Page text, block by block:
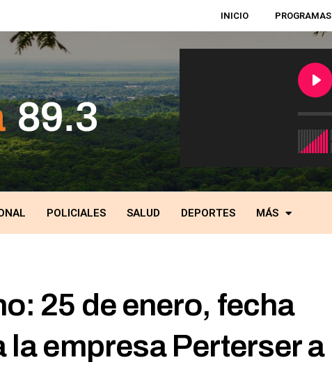
INICIO PROGRAMAS
POLICIALES SALUD DEPORTES MÁS
25 de enero, fecha
la empresa Perterser a